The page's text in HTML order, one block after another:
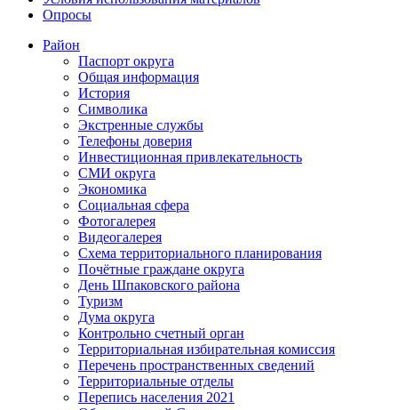
Опросы
Район
Паспорт округа
Общая информация
История
Символика
Экстренные службы
Телефоны доверия
Инвестиционная привлекательность
СМИ округа
Экономика
Социальная сфера
Фотогалерея
Видеогалерея
Схема территориального планирования
Почётные граждане округа
День Шпаковского района
Туризм
Дума округа
Контрольно счетный орган
Территориальная избирательная комиссия
Перечень пространственных сведений
Территориальные отделы
Перепись населения 2021